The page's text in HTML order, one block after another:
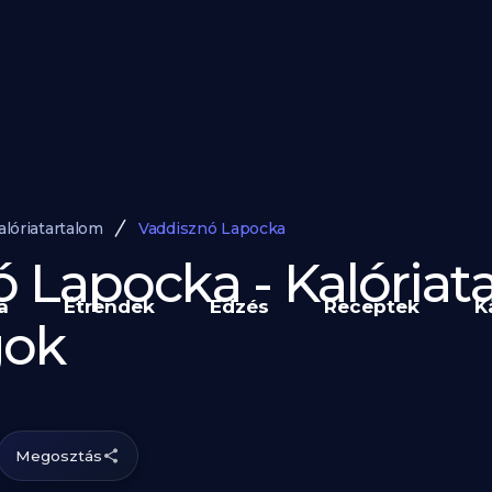
Étrendek Edzés Receptek
Vaddisznó Lapocka
Lapocka -
Megosztás